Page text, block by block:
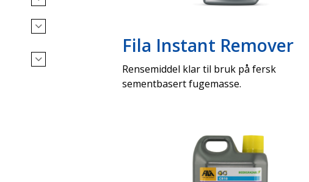
Fila Instant Remover
Rensemiddel klar til bruk på fersk
sementbasert fugemasse.